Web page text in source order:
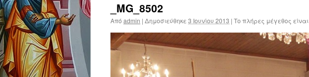
περιεχόμενο
_MG_8502
Από admin | Δημοσιεύθηκε 3 Ιουνίου 2013 | Το πλήρες μέγεθος είναι